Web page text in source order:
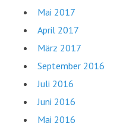
Mai 2017
April 2017
März 2017
September 2016
Juli 2016
Juni 2016
Mai 2016